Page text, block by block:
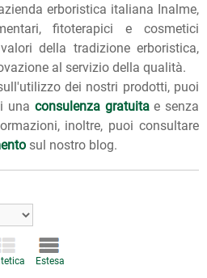
erboristica italiana Inalme,
fitoterapici e cosmetici
della tradizione erboristica,
al servizio della qualità.
dei nostri prodotti, puoi
una consulenza gratuitae senza
inoltre, puoi consultare
sul nostro blog.
Estesa